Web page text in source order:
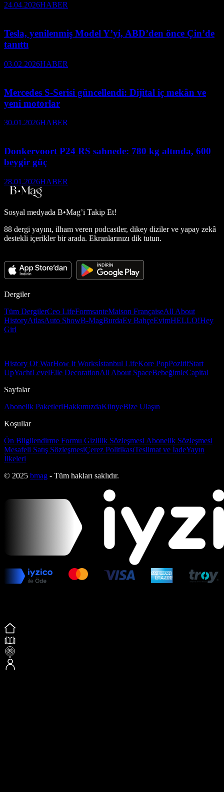
24.04.2026HABER
Tesla, yenilenmiş Model Y’yi, ABD’den önce Çin’de
tanıttı
03.02.2026HABER
Mercedes S-Serisi güncellendi: Dijital iç mekân ve
yeni motorlar
30.01.2026HABER
Donkervoort P24 RS sahnede: 780 kg altında, 600
beygir güç
28.01.2026HABER
Sosyal medyada B•Mag’i Takip Et!
88 dergi yayını, ilham veren podcastler, dikey diziler ve yapay zekâ
destekli içerikler bir arada. Ekranlarınızı dik tutun.
Dergiler
Tüm DergilerCeo LifeFormsanteMaison FrançaiseAll About
HistoryAtlasAuto ShowB-MagBurdaEv BahçeEvimHELLO!Hey
Girl
History Of WarHow It Worksİstanbul LifeKore PopPozitifStart
UpYachtLevelElle DecorationAll About SpaceBebeğimleCapital
Sayfalar
Abonelik PaketleriHakkımızdaKünyeBize Ulaşın
Koşullar
Ön Bilgilendirme Formu Gizlilik Sözleşmesi Abonelik Sözleşmesi
Mesafeli Satış SözleşmesiÇerez PolitikasıTeslimat ve İadeYayın
İlkeleri
© 2025 bmag - Tüm hakları saklıdır.